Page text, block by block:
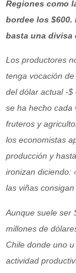
Regiones como
bordee los $600.
basta una divisa
Los productores
tenga vocación
del dólar actual -$
se ha hecho cada
fruteros y
los economistas
producción y
ironizan diciendo:
las viñas
Aunque suele ser
millones de
Chile donde uno
actividad